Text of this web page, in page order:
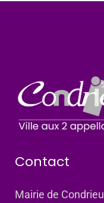
Contact
Mairie de Condrieu